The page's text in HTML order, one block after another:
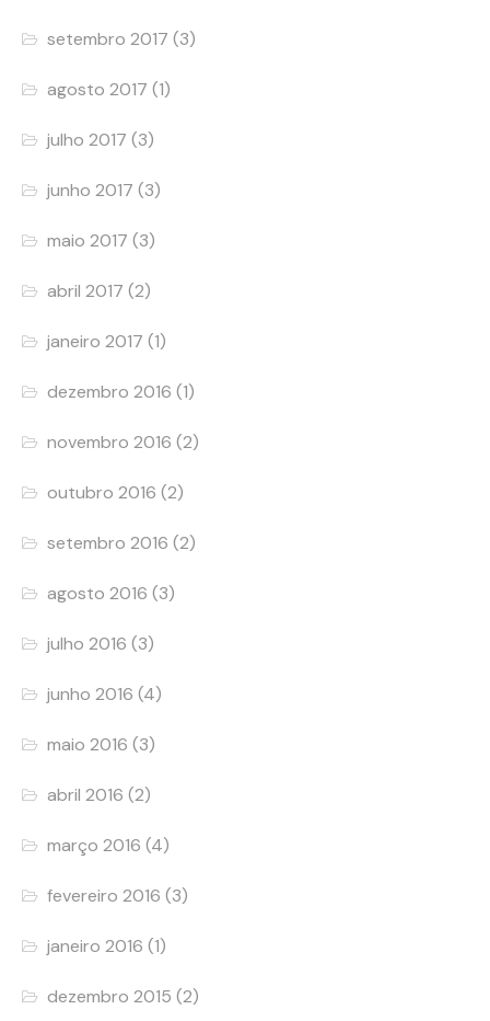
setembro 2017 (3)
agosto 2017 (1)
julho 2017 (3)
junho 2017 (3)
maio 2017 (3)
abril 2017 (2)
janeiro 2017 (1)
dezembro 2016 (1)
novembro 2016 (2)
outubro 2016 (2)
setembro 2016 (2)
agosto 2016 (3)
julho 2016 (3)
junho 2016 (4)
maio 2016 (3)
abril 2016 (2)
março 2016 (4)
fevereiro 2016 (3)
janeiro 2016 (1)
dezembro 2015 (2)